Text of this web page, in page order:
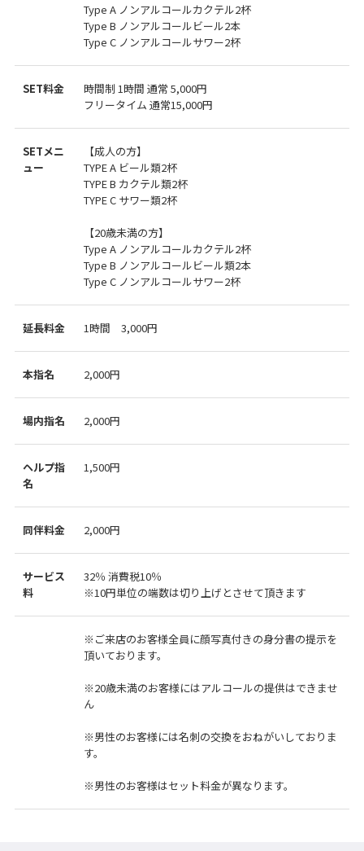
Type A ノンアルコールカクテル2杯
Type B ノンアルコールビール2本
Type C ノンアルコールサワー2杯
SET料金
時間制 1時間 通常 5,000円
フリータイム 通常15,000円
SETメニ
ュー
【成人の方】
TYPE A ビール類2杯
TYPE B カクテル類2杯
TYPE C サワー類2杯
【20歳未満の方】
Type A ノンアルコールカクテル2杯
Type B ノンアルコールビール類2本
Type C ノンアルコールサワー2杯
延長料金 1時間 3,000円
本指名 2,000円
場内指名 2,000円
ヘルプ指
名
1,500円
同伴料金 2,000円
サービス
料
32％ 消費税10％
※10円単位の端数は切り上げとさせて頂きます
※ご来店のお客様全員に顔写真付きの身分書の提示を
頂いております。
※20歳未満のお客様にはアルコールの提供はできませ
ん
※男性のお客様には名刺の交換をおねがいしておりま
す。
※男性のお客様はセット料金が異なります。